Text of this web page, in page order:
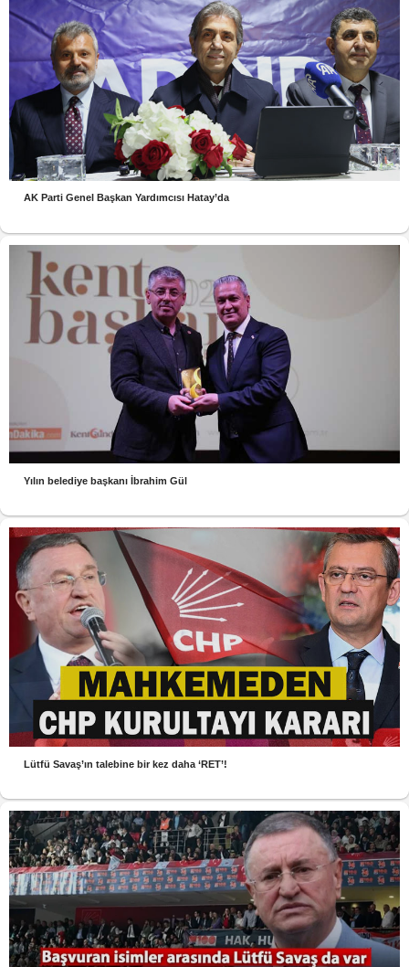
AK Parti Genel Başkan Yardımcısı Hatay’da
Yılın belediye başkanı İbrahim Gül
Lütfü Savaş’ın talebine bir kez daha ‘RET’!